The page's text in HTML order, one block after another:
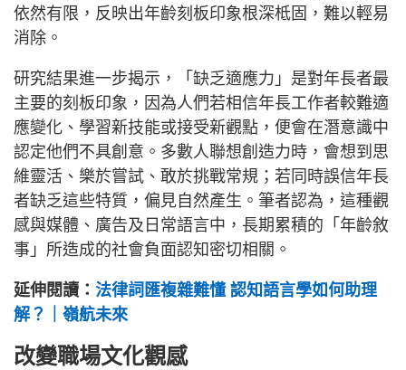
依然有限，反映出年齡刻板印象根深柢固，難以輕易
消除。
研究結果進一步揭示，「缺乏適應力」是對年長者最
主要的刻板印象，因為人們若相信年長工作者較難適
應變化、學習新技能或接受新觀點，便會在潛意識中
認定他們不具創意。多數人聯想創造力時，會想到思
維靈活、樂於嘗試、敢於挑戰常規；若同時誤信年長
者缺乏這些特質，偏見自然產生。筆者認為，這種觀
感與媒體、廣告及日常語言中，長期累積的「年齡敘
事」所造成的社會負面認知密切相關。
延伸閱讀： 法律詞匯複雜難懂 認知語言學如何助理
解？｜嶺航未來
改變職場文化觀感